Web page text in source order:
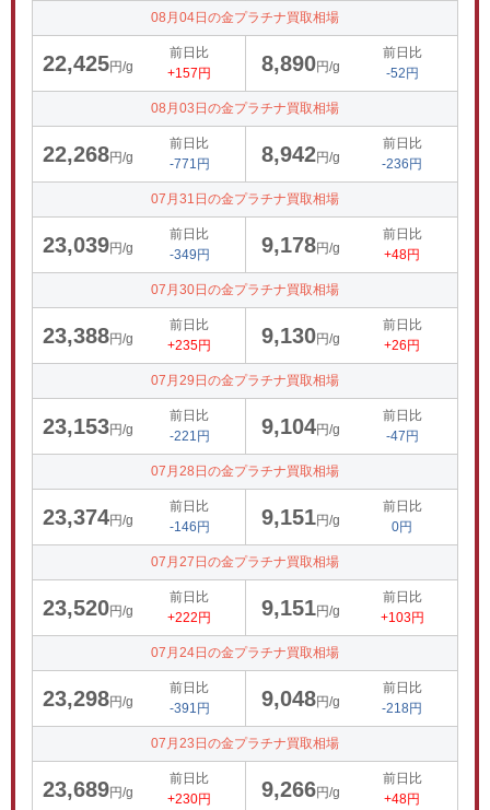
08月04日の金プラチナ買取相場
22,425円/g
前日比
+157円
8,890円/g
前日比
-52円
08月03日の金プラチナ買取相場
22,268円/g
前日比
-771円
8,942円/g
前日比
-236円
07月31日の金プラチナ買取相場
23,039円/g
前日比
-349円
9,178円/g
前日比
+48円
07月30日の金プラチナ買取相場
23,388円/g
前日比
+235円
9,130円/g
前日比
+26円
07月29日の金プラチナ買取相場
23,153円/g
前日比
-221円
9,104円/g
前日比
-47円
07月28日の金プラチナ買取相場
23,374円/g
前日比
-146円
9,151円/g
前日比
0円
07月27日の金プラチナ買取相場
23,520円/g
前日比
+222円
9,151円/g
前日比
+103円
07月24日の金プラチナ買取相場
23,298円/g
前日比
-391円
9,048円/g
前日比
-218円
07月23日の金プラチナ買取相場
23,689円/g
前日比
+230円
9,266円/g
前日比
+48円